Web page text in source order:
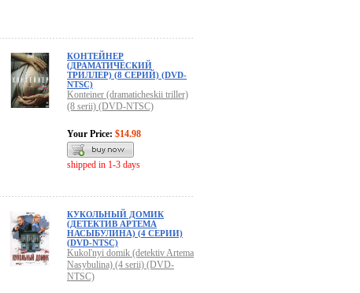
КОНТЕЙНЕР
(ДРАМАТИЧЕСКИЙ
ТРИЛЛЕР) (8 СЕРИЙ) (DVD-
NTSC)
Konteiner (dramaticheskii triller)
(8 serii) (DVD-NTSC)
Your Price: $14.98
shipped in 1-3 days
КУКОЛЬНЫЙ ДОМИК
(ДЕТЕКТИВ АРТЕМА
НАСЫБУЛИНА) (4 СЕРИИ)
(DVD-NTSC)
Kukol'nyi domik (detektiv Artema
Nasybulina) (4 serii) (DVD-
NTSC)